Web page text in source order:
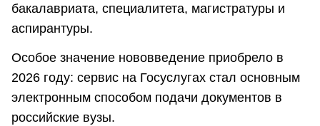
бакалавриата, специалитета, магистратуры и
аспирантуры.
Особое значение нововведение приобрело в
2026 году: сервис на Госуслугах стал основным
электронным способом подачи документов в
российские вузы.